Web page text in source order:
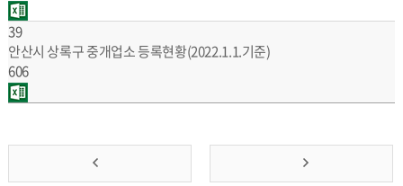
39
안산시 상록구 중개업소 등록현황(2022.1.1.기준)
606